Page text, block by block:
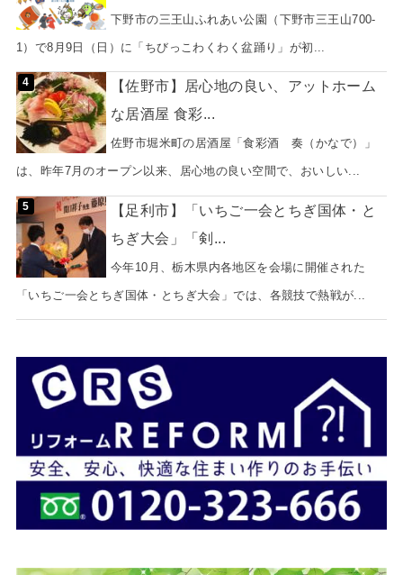
下野市の三王山ふれあい公園（下野市三王山700-
1）で8月9日（日）に「ちびっこわくわく盆踊り」が初...
【佐野市】居心地の良い、アットホーム
な居酒屋 食彩...
佐野市堀米町の居酒屋「食彩酒 奏（かなで）」
は、昨年7月のオープン以来、居心地の良い空間で、おいしい...
【足利市】「いちご一会とちぎ国体・と
ちぎ大会」「剣...
今年10月、栃木県内各地区を会場に開催された
「いちご一会とちぎ国体・とちぎ大会」では、各競技で熱戦が...